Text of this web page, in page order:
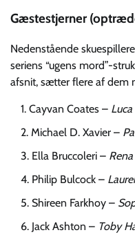
Gæstestjerner
Nedenstående
seriens “ugens mord”-
afsnit, sætter flere af dem
Cayvan Coates –
Michael D. Xavier –
Ella Bruccoleri –
Philip Bulcock –
Shireen Farkhoy –
Jack Ashton – Toby